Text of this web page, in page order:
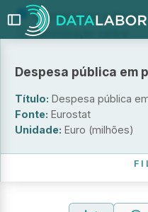
Despesa pública em
Título: Despesa pública
Fonte: Eurostat
Unidade: Euro (milhões)
Administrações públicas
Administração central
Administração local
Território